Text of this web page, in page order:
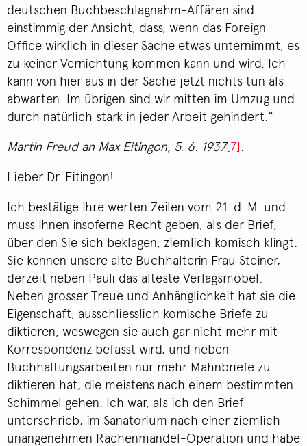
deutschen Buchbeschlagnahm-Affären sind
einstimmig der Ansicht, dass, wenn das Foreign
Office wirklich in dieser Sache etwas unternimmt, es
zu keiner Vernichtung kommen kann und wird. Ich
kann von hier aus in der Sache jetzt nichts tun als
abwarten. Im übrigen sind wir mitten im Umzug und
durch natürlich stark in jeder Arbeit gehindert.“
Martin Freud an Max Eitingon, 5. 6. 1937[7]:
Lieber Dr. Eitingon!
Ich bestätige Ihre werten Zeilen vom 21. d. M. und
muss Ihnen insoferne Recht geben, als der Brief,
über den Sie sich beklagen, ziemlich komisch klingt.
Sie kennen unsere alte Buchhalterin Frau Steiner,
derzeit neben Pauli das älteste Verlagsmöbel.
Neben grosser Treue und Anhänglichkeit hat sie die
Eigenschaft, ausschliesslich komische Briefe zu
diktieren, weswegen sie auch gar nicht mehr mit
Korrespondenz befasst wird, und neben
Buchhaltungsarbeiten nur mehr Mahnbriefe zu
diktieren hat, die meistens nach einem bestimmten
Schimmel gehen. Ich war, als ich den Brief
unterschrieb, im Sanatorium nach einer ziemlich
unangenehmen Rachenmandel-Operation und habe